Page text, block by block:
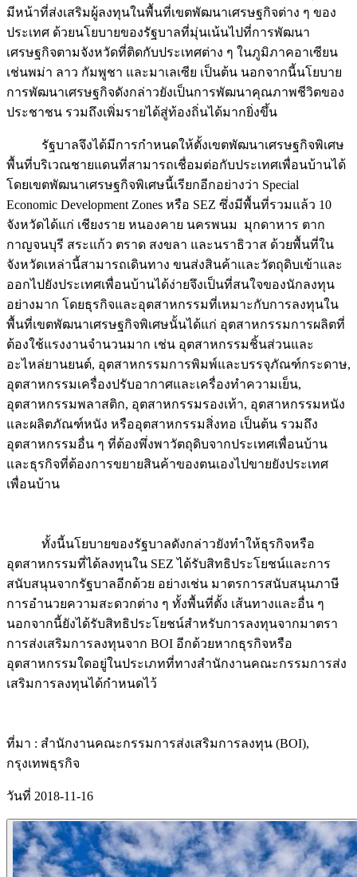
มีหน้าที่ส่งเสริมผู้ลงทุนในพื้นที่เขตพัฒนาเศรษฐกิจต่าง ๆ ของ
ประเทศ ด้วยนโยบายของรัฐบาลที่มุ่นเน้นไปที่การพัฒนา
เศรษฐกิจตามจังหวัดที่ติดกับประเทศต่าง ๆ ในภูมิภาคอาเซียน
เช่นพม่า ลาว กัมพูชา และมาเลเซีย เป็นต้น นอกจากนี้นโยบาย
การพัฒนาเศรษฐกิจดังกล่าวยังเป็นการพัฒนาคุณภาพชีวิตของ
ประชาชน รวมถึงเพิ่มรายได้สู่ท้องถิ่นได้มากยิ่งขึ้น
รัฐบาลจึงได้มีการกำหนดให้ตั้งเขตพัฒนาเศรษฐกิจพิเศษ
พื้นที่บริเวณชายแดนที่สามารถเชื่อมต่อกับประเทศเพื่อนบ้านได้
โดยเขตพัฒนาเศรษฐกิจพิเศษนี้เรียกอีกอย่างว่า Special
Economic Development Zones หรือ SEZ ซึ่งมีพื้นที่รวมแล้ว 10
จังหวัดได้แก่ เชียงราย หนองคาย นครพนม มุกดาหาร ตาก
กาญจนบุรี สระแก้ว ตราด สงขลา และนราธิวาส ด้วยพื้นที่ใน
จังหวัดเหล่านี้สามารถเดินทาง ขนส่งสินค้าและวัตถุดิบเข้าและ
ออกไปยังประเทศเพื่อนบ้านได้ง่ายจึงเป็นที่สนใจของนักลงทุน
อย่างมาก โดยธุรกิจและอุตสาหกรรมที่เหมาะกับการลงทุนใน
พื้นที่เขตพัฒนาเศรษฐกิจพิเศษนั้นได้แก่ อุตสาหกรรมการผลิตที่
ต้องใช้แรงงานจำนวนมาก เช่น อุตสาหกรรมชิ้นส่วนและ
อะไหล่ยานยนต์, อุตสาหกรรมการพิมพ์และบรรจุภัณฑ์กระดาษ,
อุตสาหกรรมเครื่องปรับอากาศและเครื่องทำความเย็น,
อุตสาหกรรมพลาสติก, อุตสาหกรรมรองเท้า, อุตสาหกรรมหนัง
และผลิตภัณฑ์หนัง หรืออุตสาหกรรมสิ่งทอ เป็นต้น รวมถึง
อุตสาหกรรมอื่น ๆ ที่ต้องพึ่งพาวัตถุดิบจากประเทศเพื่อนบ้าน
และธุรกิจที่ต้องการขยายสินค้าของตนเองไปขายยังประเทศ
เพื่อนบ้าน
ทั้งนี้นโยบายของรัฐบาลดังกล่าวยังทำให้ธุรกิจหรือ
อุตสาหกรรมที่ได้ลงทุนใน SEZ ได้รับสิทธิประโยชน์และการ
สนับสนุนจากรัฐบาลอีกด้วย อย่างเช่น มาตรการสนับสนุนภาษี
การอำนวยความสะดวกต่าง ๆ ทั้งพื้นที่ตั้ง เส้นทางและอื่น ๆ
นอกจากนี้ยังได้รับสิทธิประโยชน์สำหรับการลงทุนจากมาตรา
การส่งเสริมการลงทุนจาก BOI อีกด้วยหากธุรกิจหรือ
อุตสาหกรรมใดอยู่ในประเภทที่ทางสำนักงานคณะกรรมการส่ง
เสริมการลงทุนได้กำหนดไว้
ที่มา : สำนักงานคณะกรรมการส่งเสริมการลงทุน (BOI),
กรุงเทพธุรกิจ
วันที่ 2018-11-16